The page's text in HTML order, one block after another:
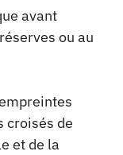
avant
ou au
croisés de
et de la